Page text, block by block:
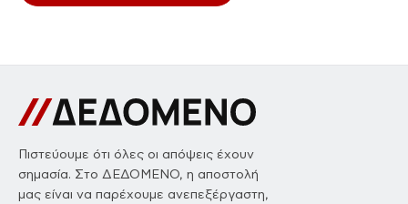
Πιστεύουμε ότι όλες οι απόψεις έχουν
σημασία. Στο ΔΕΔΟΜΕΝΟ, η αποστολή
μας είναι να παρέχουμε ανεπεξέργαστη,